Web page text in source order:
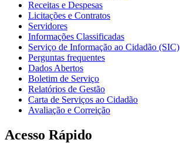
Receitas e Despesas
Licitações e Contratos
Servidores
Informações Classificadas
Serviço de Informação ao Cidadão (SIC)
Perguntas frequentes
Dados Abertos
Boletim de Serviço
Relatórios de Gestão
Carta de Serviços ao Cidadão
Avaliação e Correição
Acesso Rápido